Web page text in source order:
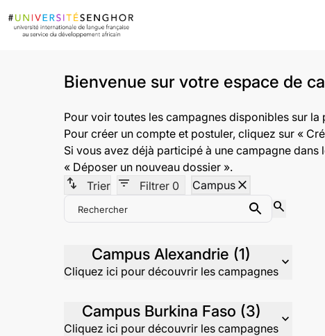
Bienvenue sur votre espace de
Pour voir toutes les campagnes disponibles sur
Pour créer un compte et postuler, cliquez sur «
Si vous avez déjà participé à une campagne
« Déposer un nouveau dossier ».
swap_vert Trier filter_list Filtrer 0 Campus close
Rechercher Rechercher
search
Campus Alexandrie (1)
Cliquez ici pour découvrir les campagnes
expand_more
Campus Burkina Faso (3)
Cliquez ici pour découvrir les campagnes
expand_more